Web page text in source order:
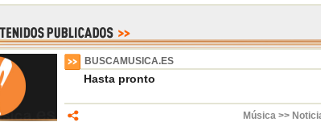
BUSCAMUSICA.ES
Hasta pronto
Música >>